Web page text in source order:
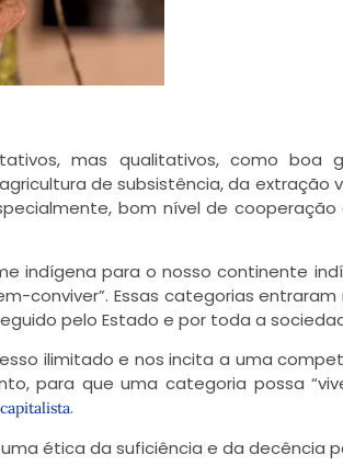
mas qualitativos, como boa
de subsistência, da extração
bom nível de
indígena para o nosso continente
conviver”. Essas categorias
pelo Estado e por toda a
ilimitado e nos incita a uma
para que uma categoria possa
.
ética da suficiência e da decência